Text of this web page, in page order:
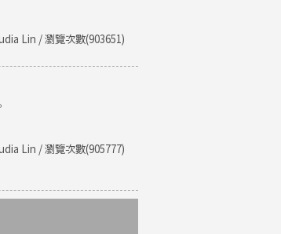
Lin / 瀏覽次數(903651)
Lin / 瀏覽次數(905777)